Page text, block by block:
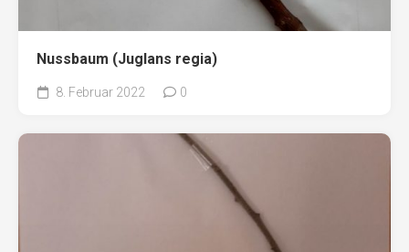
Nussbaum (Juglans regia)
8. Februar 2022 0